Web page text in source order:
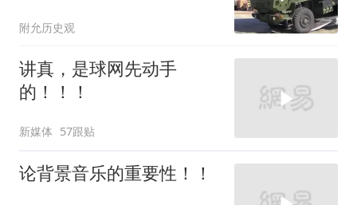
附允历史观
讲真，是球网先动手
的！！！
新媒体 57跟贴
论背景音乐的重要性！！